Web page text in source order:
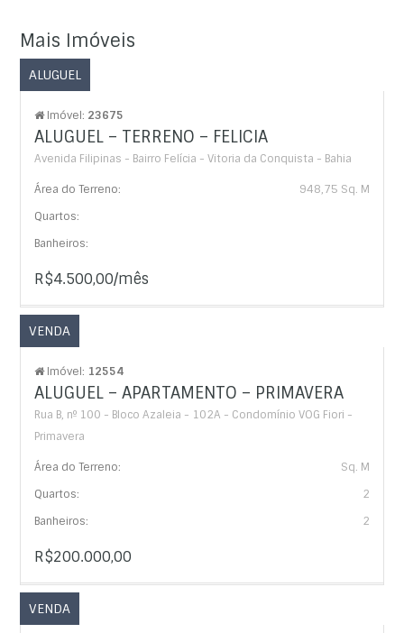
Mais Imóveis
ALUGUEL
Imóvel: 23675
ALUGUEL – TERRENO – FELICIA
Avenida Filipinas - Bairro Felícia - Vitoria da Conquista - Bahia
Área do Terreno:
948,75 Sq. M
Quartos:
Banheiros:
R$4.500,00/mês
VENDA
Imóvel: 12554
ALUGUEL – APARTAMENTO – PRIMAVERA
Rua B, nº 100 - Bloco Azaleia - 102A - Condomínio VOG Fiori -
Primavera
Área do Terreno:
Sq. M
Quartos:
2
Banheiros:
2
R$200.000,00
VENDA